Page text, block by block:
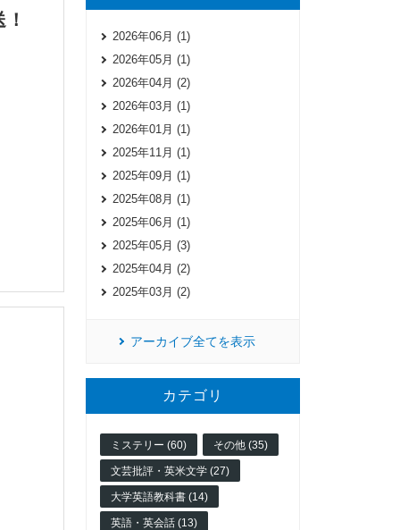
！
2026年06月 (1)
2026年05月 (1)
2026年04月 (2)
2026年03月 (1)
2026年01月 (1)
2025年11月 (1)
2025年09月 (1)
2025年08月 (1)
2025年06月 (1)
2025年05月 (3)
2025年04月 (2)
2025年03月 (2)
アーカイブ全てを表示
カテゴリ
ミステリー (60) その他 (35)
文芸批評・英米文学 (27)
大学英語教科書 (14)
英語・英会話 (13)